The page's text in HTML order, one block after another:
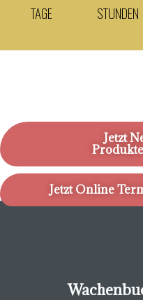
TAGE STUNDEN
Jetzt
Jetzt Online